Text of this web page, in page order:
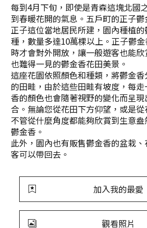
每到4月下旬，即使是青森這塊北國
到春暖花開的氣息。五戶町的正子
正子這位當地居民所建，園內種植
種，數量多達10萬棵以上。正子鬱
時才會對外開放，讓一般遊客也能
也難得一見的鬱金香花田美景。
這座花園依照顏色和種類，將鬱金
的田畦，由於這些田畦有坡度，每
香的顏色也會隨著視野的變化而呈
合。無論您從花田下方仰望，或是從
不管從什麼角度都能夠欣賞到生意
鬱金香。
此外，園內也有販售鬱金香的盆栽
客可以帶回去。
加入我的最愛
觀看照片